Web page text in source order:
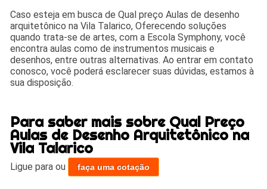
Caso esteja em busca de Qual preço Aulas de desenho
arquitetônico na Vila Talarico, Oferecendo soluções
quando trata-se de artes, com a Escola Symphony, você
encontra aulas como de instrumentos musicais e
desenhos, entre outras alternativas. Ao entrar em contato
conosco, você poderá esclarecer suas dúvidas, estamos à
sua disposição.
Para saber mais sobre Qual Preço
Aulas de Desenho Arquitetônico na
Vila Talarico
Ligue paraou faça uma cotação